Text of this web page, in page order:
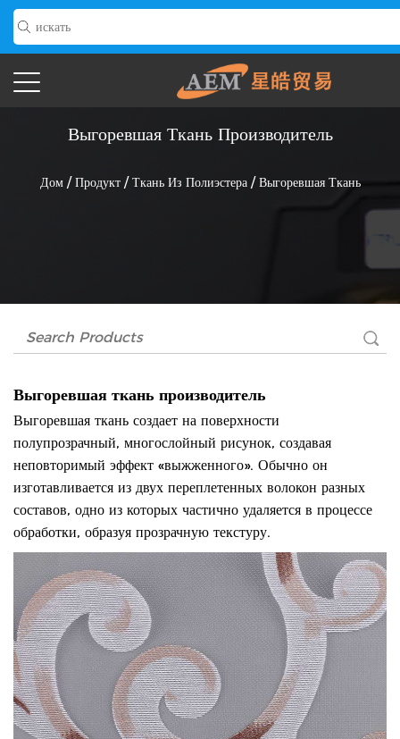
Выгоревшая Ткань Производитель
Дом/Продукт/Ткань Из Полиэстера/Выгоревшая Ткань
Выгоревшая ткань производитель
Выгоревшая ткань создает на поверхности
полупрозрачный, многослойный рисунок, создавая
неповторимый эффект «выжженного». Обычно он
изготавливается из двух переплетенных волокон разных
составов, одно из которых частично удаляется в процессе
обработки, образуя прозрачную текстуру.